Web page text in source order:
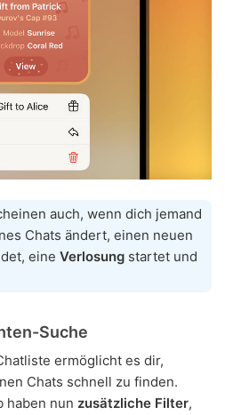
auch, wenn dich jemand
Chats ändert, einen neuen
eine Verlosung startet und
Suche
ermöglicht es dir,
Chats schnell zu finden.
haben nun zusätzliche Filter,